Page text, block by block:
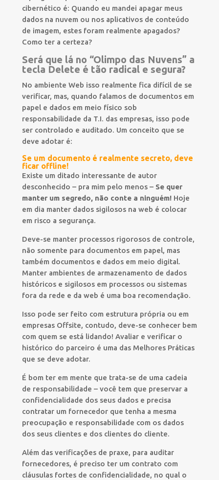
cibernético é: Quando eu mandei apagar meus
dados na nuvem ou nos aplicativos de conteúdo
de imagem, estes foram realmente apagados?
Como ter a certeza?
Será que lá no “Olimpo das Nuvens” a
tecla Delete é tão radical e segura?
No ambiente Web isso realmente fica difícil de se
verificar, mas, quando falamos de documentos em
papel e dados em meio físico sob
responsabilidade da T.I. das empresas, isso pode
ser controlado e auditado. Um conceito que se
deve adotar é:
Se um documento é realmente secreto, deve
ficar offline!
Existe um ditado interessante de autor
desconhecido – pra mim pelo menos – Se quer
manter um segredo, não conte a ninguém!Hoje
em dia manter dados sigilosos na web é colocar
em risco a segurança.
Deve-se manter processos rigorosos de controle,
não somente para documentos em papel, mas
também documentos e dados em meio digital.
Manter ambientes de armazenamento de dados
históricos e sigilosos em processos ou sistemas
fora da rede e da web é uma boa recomendação.
Isso pode ser feito com estrutura própria ou em
empresas Offsite, contudo, deve-se conhecer bem
com quem se está lidando! Avaliar e verificar o
histórico do parceiro é uma das Melhores Práticas
que se deve adotar.
É bom ter em mente que trata-se de uma cadeia
de responsabilidade – você tem que preservar a
confidencialidade dos seus dados e precisa
contratar um fornecedor que tenha a mesma
preocupação e responsabilidade com os dados
dos seus clientes e dos clientes do cliente.
Além das verificações de praxe, para auditar
fornecedores, é preciso ter um contrato com
cláusulas fortes de confidencialidade, no qual o